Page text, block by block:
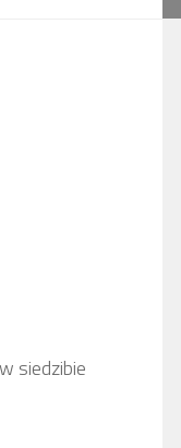
siedzibie